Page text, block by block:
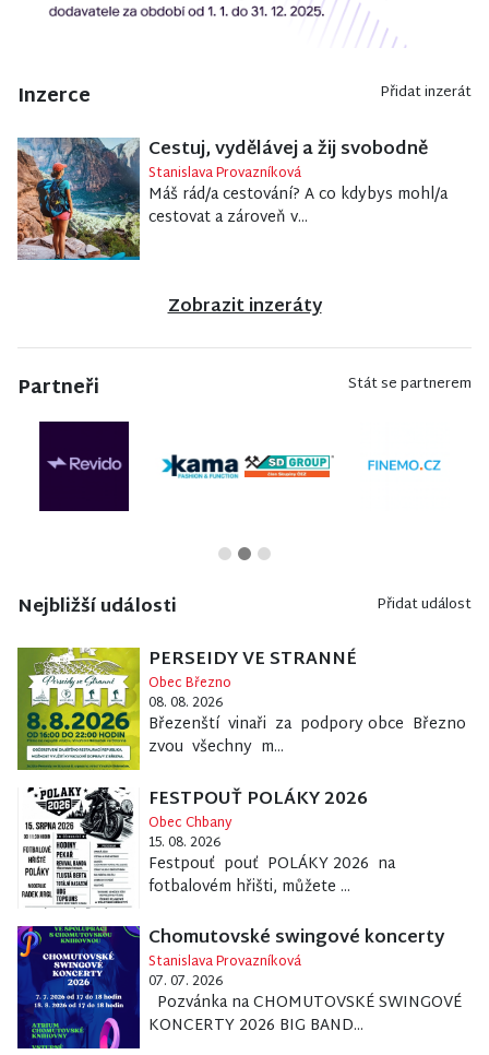
Inzerce Přidat inzerát
Cestuj, vydělávej a žij svobodně
Stanislava Provazníková
Máš rád/a cestování? A co kdybys mohl/a
cestovat a zároveň v...
Zobrazit inzeráty
Partneři Stát se partnerem
Nejbližší události Přidat událost
PERSEIDY VE STRANNÉ
Obec Březno
08. 08. 2026
Březenští vinaři za podpory obce Březno
zvou všechny m...
FESTPOUŤ POLÁKY 2026
Obec Chbany
15. 08. 2026
Festpouť pouť POLÁKY 2026 na
fotbalovém hřišti, můžete ...
Chomutovské swingové koncerty
Stanislava Provazníková
07. 07. 2026
Pozvánka na CHOMUTOVSKÉ SWINGOVÉ
KONCERTY 2026 BIG BAND...